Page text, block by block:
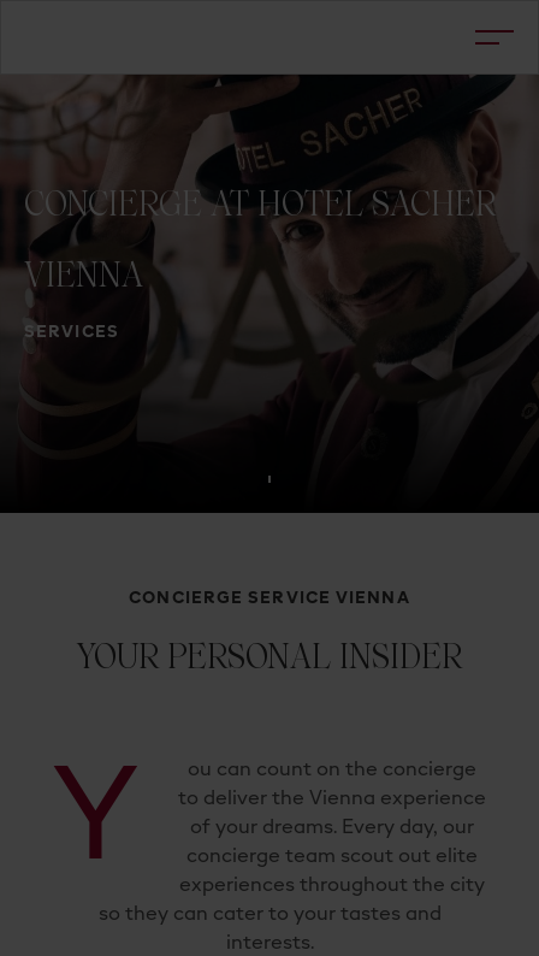
SERVICES
CONCIERGE AT HOTEL SACHER
VIENNA
CONCIERGE SERVICE VIENNA
YOUR PERSONAL INSIDER
Y
ou can count on the concierge
to deliver the Vienna experience
of your dreams. Every day, our
concierge team scout out elite
experiences throughout the city
so they can cater to your tastes and
interests.